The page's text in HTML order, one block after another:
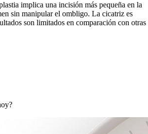
implica una incisión más pequeña en la
sin manipular el ombligo. La cicatriz es
son limitados en comparación con otras